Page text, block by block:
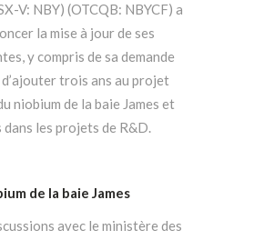
V: NBY) (OTCQB: NBYCF) a
la mise à jour de ses
y compris de sa demande
trois ans au projet
niobium de la baie James et
dans les projets de R&D.
de la baie James
avec le ministère des